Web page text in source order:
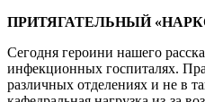
ПРИТЯГАТЕЛЬНЫЙ
Сегодня героини нашего
инфекционных госпиталях.
различных отделениях и не в